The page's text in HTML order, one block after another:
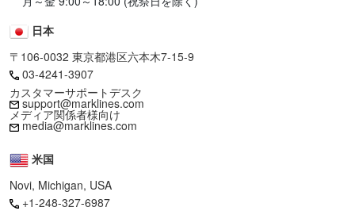
日本
〒106-0032 東京都港区六本木7-15-9
03-4241-3907
カスタマーサポートデスク
support@marklines.com
メディア関係者様向け
media@marklines.com
米国
Novi, Michigan, USA
+1-248-327-6987